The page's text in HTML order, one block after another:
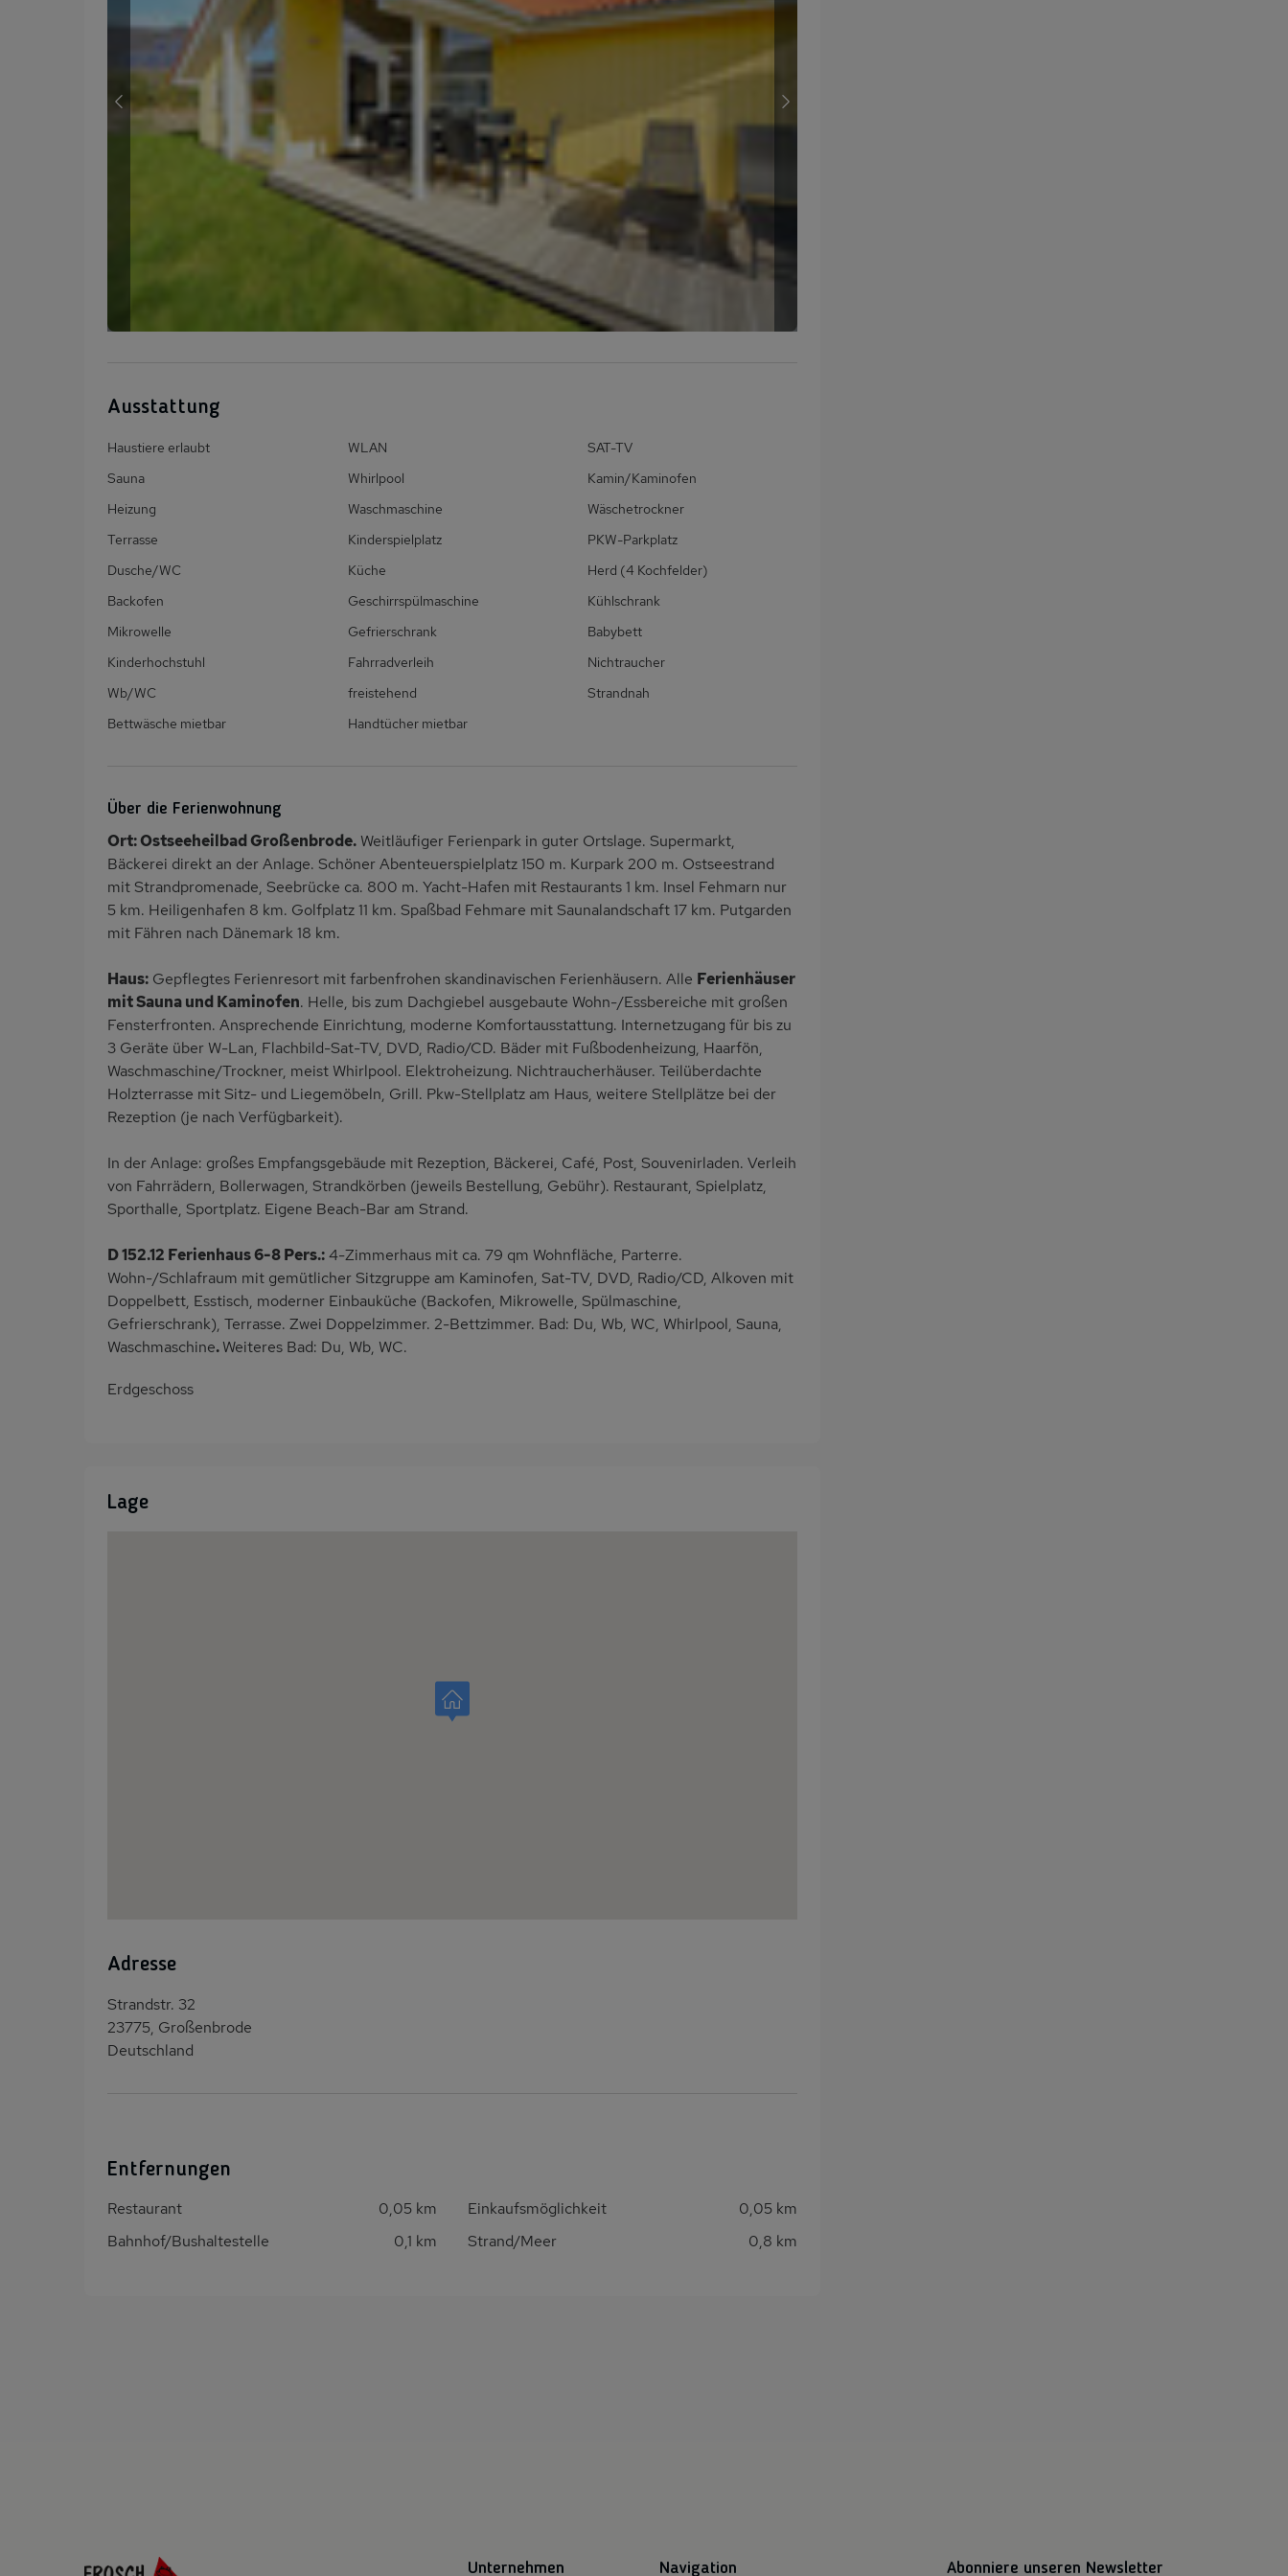
Ausstattung
Haustiere erlaubt WLAN
SAT-TV
Sauna
Whirlpool
Kamin/Kaminofen
Heizung
Waschmaschine
Wäschetrockner
Terrasse
Kinderspielplatz
PKW-Parkplatz
Dusche/WC
Küche
Herd (4 Kochfelder)
Backofen
Geschirrspülmaschine
Kühlschrank
Mikrowelle
Gefrierschrank
Babybett
Kinderhochstuhl
Fahrradverleih
Nichtraucher
Wb/WC
freistehend
Strandnah
Bettwäsche mietbar
Handtücher mietbar
Über die Ferienwohnung
Ort: Ostseeheilbad Großenbrode. Weitläufiger Ferienpark in guter Ortslage. Supermarkt,
Bäckerei direkt an der Anlage. Schöner Abenteuerspielplatz 150 m. Kurpark 200 m. Ostseestrand
mit Strandpromenade, Seebrücke ca. 800 m. Yacht-Hafen mit Restaurants 1 km. Insel Fehmarn nur
5 km. Heiligenhafen 8 km. Golfplatz 11 km. Spaßbad Fehmare mit Saunalandschaft 17 km. Putgarden
mit Fähren nach Dänemark 18 km.
Haus: Gepflegtes Ferienresort mit farbenfrohen skandinavischen Ferienhäusern. Alle Ferienhäuser
mit Sauna und Kaminofen. Helle, bis zum Dachgiebel ausgebaute Wohn-/Essbereiche mit großen
Fensterfronten. Ansprechende Einrichtung, moderne Komfortausstattung. Internetzugang für bis zu
3 Geräte über W-Lan, Flachbild-Sat-TV, DVD, Radio/CD. Bäder mit Fußbodenheizung, Haarfön,
Waschmaschine/Trockner, meist Whirlpool. Elektroheizung. Nichtraucherhäuser. Teilüberdachte
Holzterrasse mit Sitz- und Liegemöbeln, Grill. Pkw-Stellplatz am Haus, weitere Stellplätze bei der
Rezeption (je nach Verfügbarkeit).
In der Anlage: großes Empfangsgebäude mit Rezeption, Bäckerei, Café, Post, Souvenirladen. Verleih
von Fahrrädern, Bollerwagen, Strandkörben (jeweils Bestellung, Gebühr). Restaurant, Spielplatz,
Sporthalle, Sportplatz. Eigene Beach-Bar am Strand.
D 152.12 Ferienhaus 6-8 Pers.:4-Zimmerhaus mit ca. 79 qm Wohnfläche, Parterre.
Wohn-/Schlafraum mit gemütlicher Sitzgruppe am Kaminofen, Sat-TV, DVD, Radio/CD, Alkoven mit
Doppelbett, Esstisch, moderner Einbauküche (Backofen, Mikrowelle, Spülmaschine,
Gefrierschrank), Terrasse. Zwei Doppelzimmer. 2-Bettzimmer. Bad: Du, Wb, WC, Whirlpool, Sauna,
Waschmaschine.Weiteres Bad: Du, Wb, WC.
Erdgeschoss
Lage
Adresse
Strandstr. 32
23775, Großenbrode
Deutschland
Entfernungen
Restaurant 0,05 km Einkaufsmöglichkeit
0,05 km
Bahnhof/Bushaltestelle
0,1 km Strand/Meer 0,8 km
Unternehmen Navigation Abonniere unseren Newsletter